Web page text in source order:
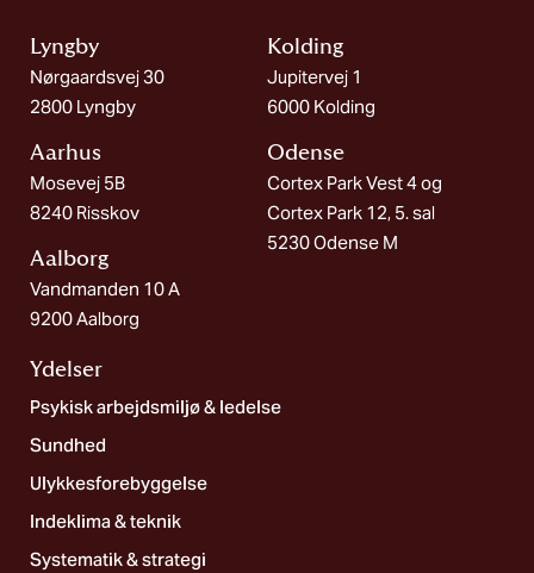
Lyngby
Nørgaardsvej 30
2800 Lyngby
Aarhus
Mosevej 5B
8240 Risskov
Aalborg​
Vandmanden 10 A
9200 Aalborg
Kolding​
Jupitervej 1
6000 Kolding
Odense
Cortex Park Vest 4 og
Cortex Park 12, 5. sal
5230 Odense M
Ydelser
Psykisk arbejdsmiljø & ledelse
Sundhed
Ulykkesforebyggelse
Indeklima & teknik
Systematik & strategi